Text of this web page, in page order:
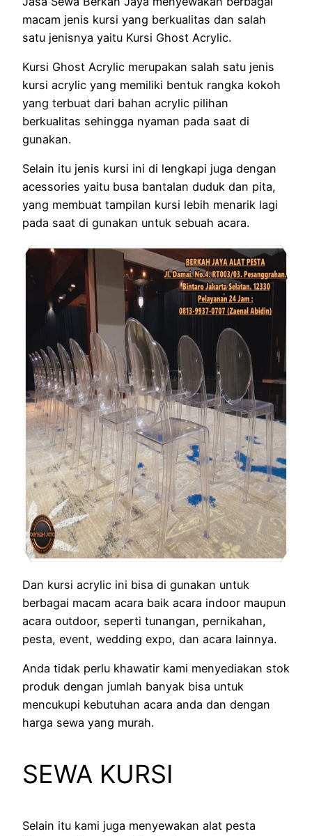
macam jenis kursi yang berkualitas dan salah
satu jenisnya yaitu Kursi Ghost Acrylic.
Kursi Ghost Acrylic merupakan salah satu jenis
kursi acrylic yang memiliki bentuk rangka kokoh
yang terbuat dari bahan acrylic pilihan
berkualitas sehingga nyaman pada saat di
gunakan.
Selain itu jenis kursi ini di lengkapi juga dengan
acessories yaitu busa bantalan duduk dan pita,
yang membuat tampilan kursi lebih menarik lagi
pada saat di gunakan untuk sebuah acara.
Dan kursi acrylic ini bisa di gunakan untuk
berbagai macam acara baik acara indoor maupun
acara outdoor, seperti tunangan, pernikahan,
pesta, event, wedding expo, dan acara lainnya.
Anda tidak perlu khawatir kami menyediakan stok
produk dengan jumlah banyak bisa untuk
mencukupi kebutuhan acara anda dan dengan
harga sewa yang murah.
SEWA KURSI
Selain itu kami juga menyewakan alat pesta